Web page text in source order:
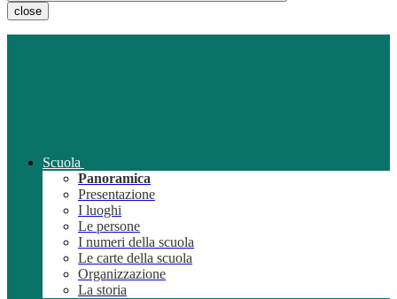
close
Scuola
Panoramica
Presentazione
I luoghi
Le persone
I numeri della scuola
Le carte della scuola
Organizzazione
La storia